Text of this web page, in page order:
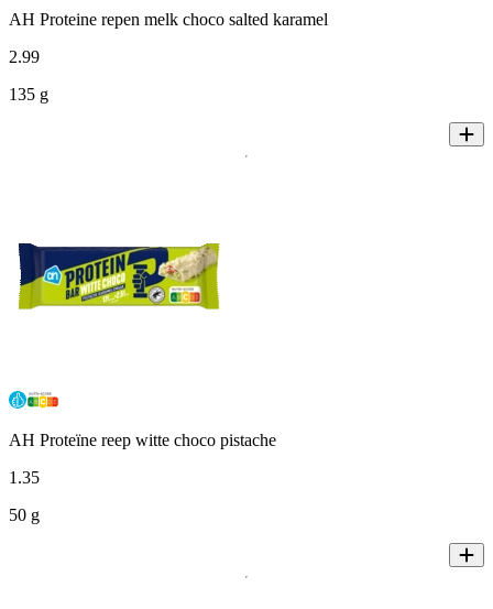
AH Proteine repen melk choco salted karamel
2.99
135 g
AH Proteïne reep witte choco pistache
1 .35
50 g